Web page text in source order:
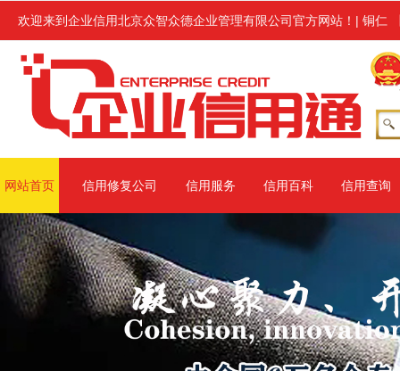
欢迎来到企业信用北京众智众德企业管理有限公司官方网站！ | 铜仁
,修复范围涉及信用中国、信用地方(主要指省级网站、地市级网
网站首页 信用修复公司 信用服务 信用百科 信用查询